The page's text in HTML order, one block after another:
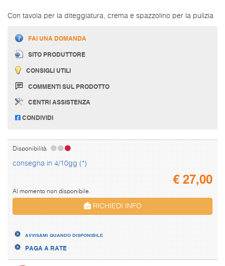
Con tavola per la diteggiatura, crema e spazzolino per la pulizia
FAI UNA DOMANDA
SITO PRODUTTORE
CONSIGLI UTILI
COMMENTI SUL PRODOTTO
CENTRI ASSISTENZA
CONDIVIDI
Disponibilità
consegna in 4/10gg (*)
€27,00
Al momento non disponibile.
RICHIEDI INFO
AVVISAMI QUANDO DISPONIBILE
PAGA A RATE